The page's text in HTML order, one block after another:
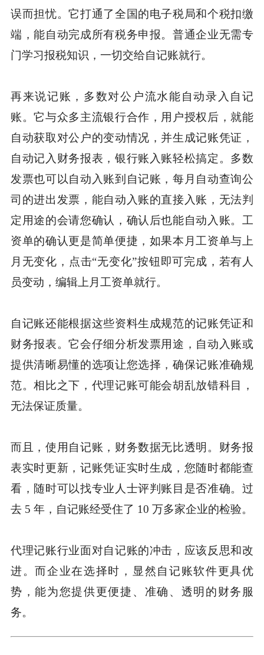
误而担忧。它打通了全国的电子税局和个税扣缴
端，能自动完成所有税务申报。普通企业无需专
门学习报税知识，一切交给自记账就行。
再来说记账，多数对公户流水能自动录入自记
账。它与众多主流银行合作，用户授权后，就能
自动获取对公户的变动情况，并生成记账凭证，
自动记入财务报表，银行账入账轻松搞定。多数
发票也可以自动入账到自记账，每月自动查询公
司的进出发票，能自动入账的直接入账，无法判
定用途的会请您确认，确认后也能自动入账。工
资单的确认更是简单便捷，如果本月工资单与上
月无变化，点击“无变化”按钮即可完成，若有人
员变动，编辑上月工资单就行。
自记账还能根据这些资料生成规范的记账凭证和
财务报表。它会仔细分析发票用途，自动入账或
提供清晰易懂的选项让您选择，确保记账准确规
范。相比之下，代理记账可能会胡乱放错科目，
无法保证质量。
而且，使用自记账，财务数据无比透明。财务报
表实时更新，记账凭证实时生成，您随时都能查
看，随时可以找专业人士评判账目是否准确。过
去 5 年，自记账经受住了 10 万多家企业的检验。
代理记账行业面对自记账的冲击，应该反思和改
进。而企业在选择时，显然自记账软件更具优
势，能为您提供更便捷、准确、透明的财务服
务。